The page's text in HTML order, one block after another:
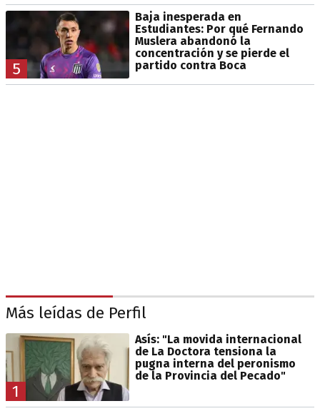
5
Baja inesperada en
Estudiantes: Por qué Fernando
Muslera abandonó la
concentración y se pierde el
partido contra Boca
Más leídas de Perfil
1
Asís: "La movida internacional
de La Doctora tensiona la
pugna interna del peronismo
de la Provincia del Pecado"